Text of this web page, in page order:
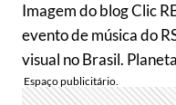
Imagem do blog Clic
evento de música do
visual no Brasil.